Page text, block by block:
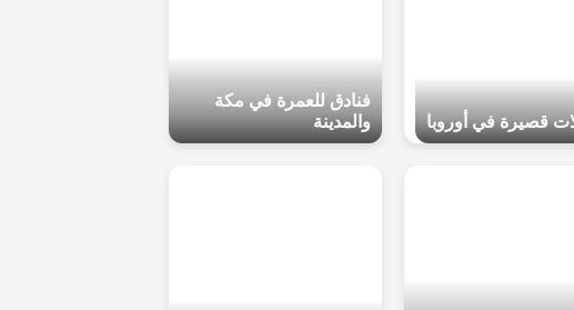
قصيرة في أوروبا
فنادق للعمرة في مكة
والمدينة